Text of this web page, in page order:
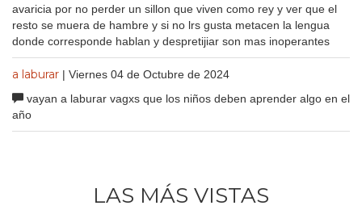
avaricia por no perder un sillon que viven como rey y ver que el
resto se muera de hambre y si no lrs gusta metacen la lengua
donde corresponde hablan y despretijiar son mas inoperantes
a laburar | Viernes 04 de Octubre de 2024
vayan a laburar vagxs que los niños deben aprender algo en el
año
LAS MÁS VISTAS